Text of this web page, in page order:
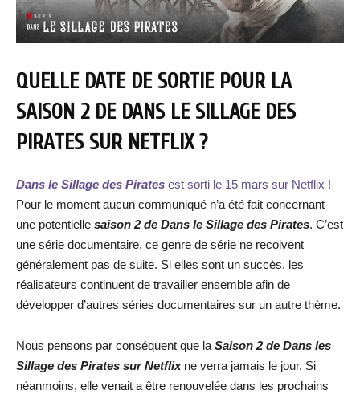
QUELLE DATE DE SORTIE POUR LA
SAISON 2 DE DANS LE SILLAGE DES
PIRATES SUR NETFLIX ?
Dans le Sillage des Pirates est sorti le 15 mars sur Netflix !
Pour le moment aucun communiqué n’a été fait concernant
une potentielle saison 2 de Dans le Sillage des Pirates. C’est
une série documentaire, ce genre de série ne recoivent
généralement pas de suite. Si elles sont un succès, les
réalisateurs continuent de travailler ensemble afin de
développer d’autres séries documentaires sur un autre thème.
Nous pensons par conséquent que laSaison 2 de Dans les
Sillage des Pirates sur Netflixne verra jamais le jour. Si
néanmoins, elle venait a être renouvelée dans les prochains